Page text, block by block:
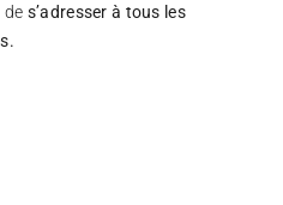
de s’adresser à tous les